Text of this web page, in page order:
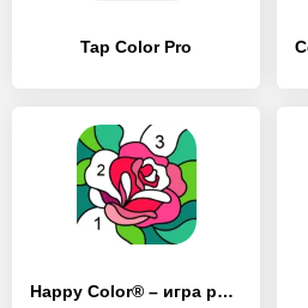
Tap Color Pro
Happy Color® – игра раскраска